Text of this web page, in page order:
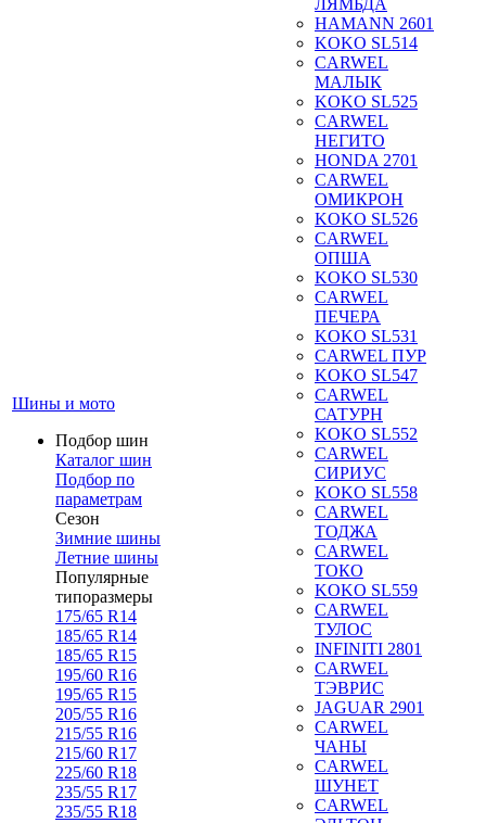
Шины и мото
Подбор шин
Каталог шин
Подбор по
параметрам
Сезон
Зимние шины
Летние шины
Популярные
типоразмеры
175/65 R14
185/65 R14
185/65 R15
195/60 R16
195/65 R15
205/55 R16
215/55 R16
215/60 R17
225/60 R18
235/55 R17
235/55 R18
ЛЯМБДА
HAMANN 2601
KOKO SL514
CARWEL
МАЛЫК
KOKO SL525
CARWEL
НЕГИТО
HONDA 2701
CARWEL
ОМИКРОН
KOKO SL526
CARWEL
ОПША
KOKO SL530
CARWEL
ПЕЧЕРА
KOKO SL531
CARWEL ПУР
KOKO SL547
CARWEL
САТУРН
KOKO SL552
CARWEL
СИРИУС
KOKO SL558
CARWEL
ТОДЖА
CARWEL
ТОКО
KOKO SL559
CARWEL
ТУЛОС
INFINITI 2801
CARWEL
ТЭВРИС
JAGUAR 2901
CARWEL
ЧАНЫ
CARWEL
ШУНЕТ
CARWEL